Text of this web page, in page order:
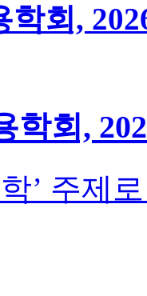
학회,
학회,
학’ 주